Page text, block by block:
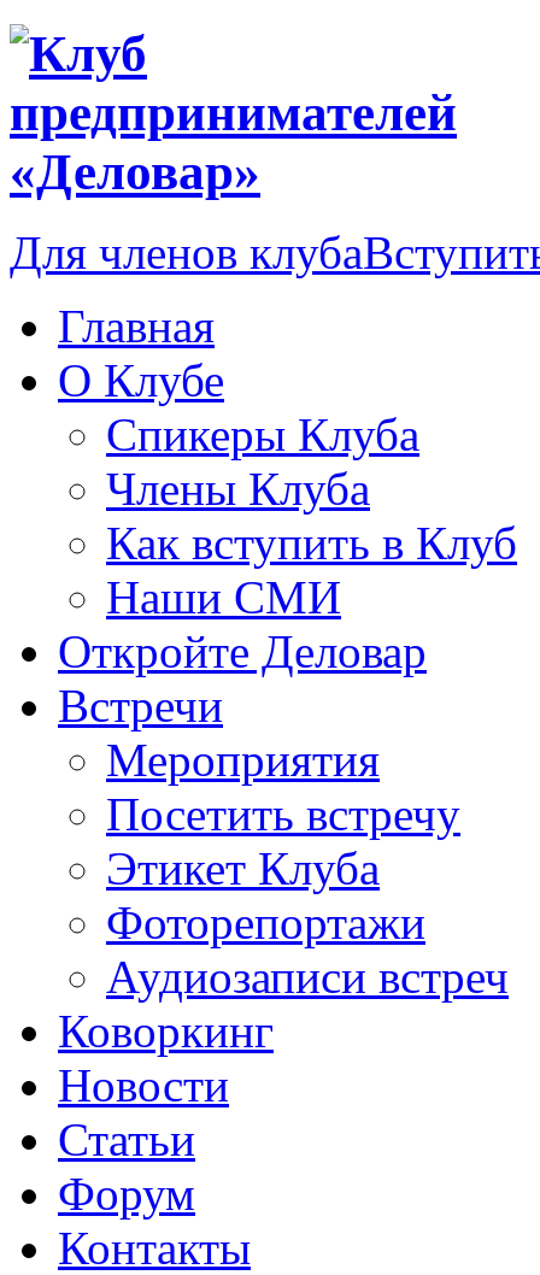
Для членов клуба
Главная
О Клубе
Спикеры Клуба
Члены Клуба
Как вступить в Клуб
Наши СМИ
Откройте Деловар
Встречи
Мероприятия
Посетить встречу
Этикет Клуба
Фоторепортажи
Аудиозаписи встреч
Коворкинг
Новости
Статьи
Форум
Контакты